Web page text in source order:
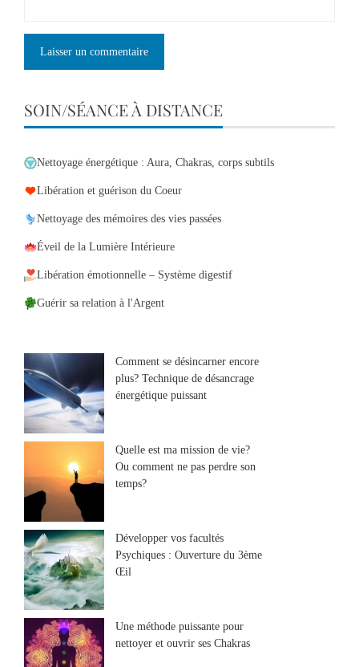
SOIN/SÉANCE À DISTANCE
Nettoyage énergétique : Aura, Chakras, corps subtils
Libération et guérison du Coeur
Nettoyage des mémoires des vies passées
Éveil de la Lumière Intérieure
Libération émotionnelle – Système digestif
Guérir sa relation à l'Argent
Comment se désincarner encore
plus? Technique de désancrage
énergétique puissant
Quelle est ma mission de vie?
Ou comment ne pas perdre son
temps?
Développer vos facultés
Psychiques : Ouverture du 3ème
Œil
Une méthode puissante pour
nettoyer et ouvrir ses Chakras